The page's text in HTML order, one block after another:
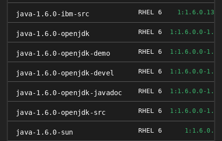
java-1.6.0-ibm-src RHEL 6
java-1.6.0-openjdk RHEL 6 1:1.6.0.0-
java-1.6.0-openjdk-demo RHEL 6 1:1.6.0.0-
java-1.6.0-openjdk-devel RHEL 6 1:1.6.0.0-
java-1.6.0-openjdk-javadoc RHEL 6 1:1.6.0.0-
java-1.6.0-openjdk-src RHEL 6 1:1.6.0.0-
java-1.6.0-sun RHEL 6